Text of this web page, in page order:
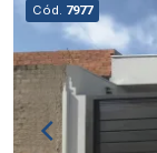
Cód. 7977